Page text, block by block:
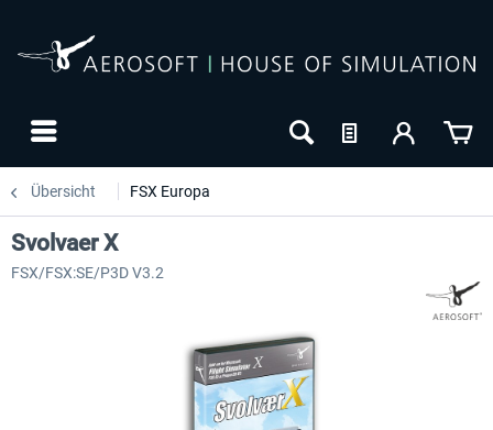
Übersicht FSX Europa
Svolvaer X
FSX/FSX:SE/P3D V3.2